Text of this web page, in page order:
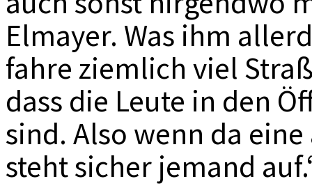
Elmayer. Was ihm
fahre ziemlich viel
dass die Leute in den
sind. Also wenn da
steht sicher jemand